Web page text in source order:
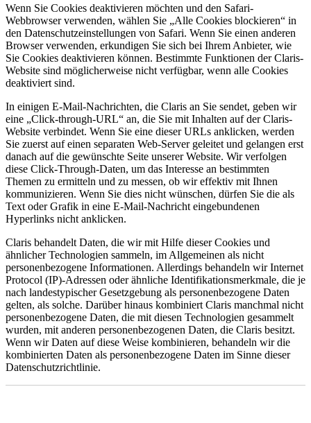
Wenn Sie Cookies deaktivieren möchten und den Safari-
Webbrowser verwenden, wählen Sie „Alle Cookies blockieren“ in
den Datenschutzeinstellungen von Safari. Wenn Sie einen anderen
Browser verwenden, erkundigen Sie sich bei Ihrem Anbieter, wie
Sie Cookies deaktivieren können. Bestimmte Funktionen der Claris-
Website sind möglicherweise nicht verfügbar, wenn alle Cookies
deaktiviert sind.
In einigen E-Mail-Nachrichten, die Claris an Sie sendet, geben wir
eine „Click-through-URL“ an, die Sie mit Inhalten auf der Claris-
Website verbindet. Wenn Sie eine dieser URLs anklicken, werden
Sie zuerst auf einen separaten Web-Server geleitet und gelangen erst
danach auf die gewünschte Seite unserer Website. Wir verfolgen
diese Click-Through-Daten, um das Interesse an bestimmten
Themen zu ermitteln und zu messen, ob wir effektiv mit Ihnen
kommunizieren. Wenn Sie dies nicht wünschen, dürfen Sie die als
Text oder Grafik in eine E-Mail-Nachricht eingebundenen
Hyperlinks nicht anklicken.
Claris behandelt Daten, die wir mit Hilfe dieser Cookies und
ähnlicher Technologien sammeln, im Allgemeinen als nicht
personenbezogene Informationen. Allerdings behandeln wir Internet
Protocol (IP)-Adressen oder ähnliche Identifikationsmerkmale, die je
nach landestypischer Gesetzgebung als personenbezogene Daten
gelten, als solche. Darüber hinaus kombiniert Claris manchmal nicht
personenbezogene Daten, die mit diesen Technologien gesammelt
wurden, mit anderen personenbezogenen Daten, die Claris besitzt.
Wenn wir Daten auf diese Weise kombinieren, behandeln wir die
kombinierten Daten als personenbezogene Daten im Sinne dieser
Datenschutzrichtlinie.